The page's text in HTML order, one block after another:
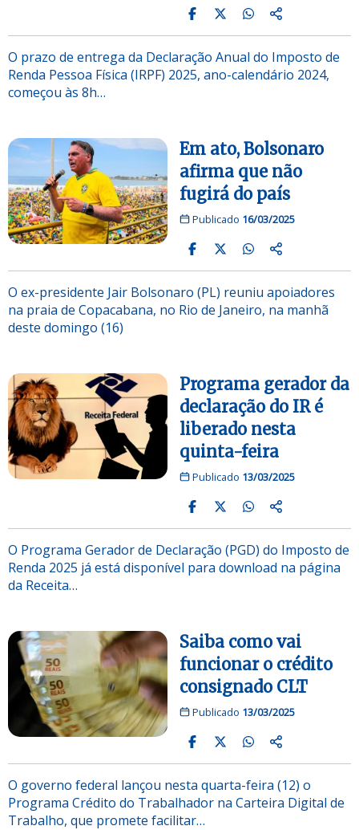
O prazo de entrega da Declaração Anual do Imposto de
Renda Pessoa Física (IRPF) 2025, ano-calendário 2024,
começou às 8h…
Em ato, Bolsonaro
afirma que não
fugirá do país
Publicado 16/03/2025
O ex-presidente Jair Bolsonaro (PL) reuniu apoiadores
na praia de Copacabana, no Rio de Janeiro, na manhã
deste domingo (16)
Programa gerador da
declaração do IR é
liberado nesta
quinta-feira
Publicado 13/03/2025
O Programa Gerador de Declaração (PGD) do Imposto de
Renda 2025 já está disponível para download na página
da Receita…
Saiba como vai
funcionar o crédito
consignado CLT
Publicado 13/03/2025
O governo federal lançou nesta quarta-feira (12) o
Programa Crédito do Trabalhador na Carteira Digital de
Trabalho, que promete facilitar…